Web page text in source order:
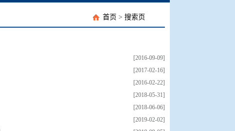
首页 > 搜索页
[2016-09-09]
[2017-02-16]
[2016-02-22]
[2018-05-31]
[2018-06-06]
[2019-02-02]